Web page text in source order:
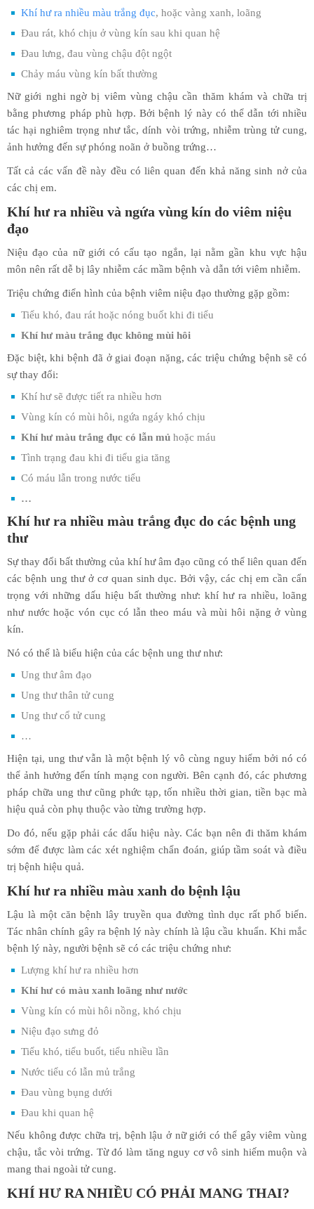
Khí hư ra nhiều màu trắng đục, hoặc vàng xanh, loãng
Đau rát, khó chịu ở vùng kín sau khi quan hệ
Đau lưng, đau vùng chậu đột ngột
Chảy máu vùng kín bất thường
Nữ giới nghi ngờ bị viêm vùng chậu cần thăm khám và chữa trị
bằng phương pháp phù hợp. Bởi bệnh lý này có thể dẫn tới nhiều
tác hại nghiêm trọng như tắc, dính vòi trứng, nhiễm trùng tử cung,
ảnh hưởng đến sự phóng noãn ở buồng trứng…
Tất cả các vấn đề này đều có liên quan đến khả năng sinh nở của
các chị em.
Khí hư ra nhiều và ngứa vùng kín do viêm niệu
đạo
Niệu đạo của nữ giới có cấu tạo ngắn, lại nằm gần khu vực hậu
môn nên rất dễ bị lây nhiễm các mầm bệnh và dẫn tới viêm nhiễm.
Triệu chứng điển hình của bệnh viêm niệu đạo thường gặp gồm:
Tiểu khó, đau rát hoặc nóng buốt khi đi tiểu
Khí hư màu trắng đục không mùi hôi
Đặc biệt, khi bệnh đã ở giai đoạn nặng, các triệu chứng bệnh sẽ có
sự thay đổi:
Khí hư sẽ được tiết ra nhiều hơn
Vùng kín có mùi hôi, ngứa ngáy khó chịu
Khí hư màu trắng đục có lẫn mủ hoặc máu
Tình trạng đau khi đi tiểu gia tăng
Có máu lẫn trong nước tiểu
…
Khí hư ra nhiều màu trắng đục do các bệnh ung
thư
Sự thay đổi bất thường của khí hư âm đạo cũng có thể liên quan đến
các bệnh ung thư ở cơ quan sinh dục. Bởi vậy, các chị em cần cẩn
trọng với những dấu hiệu bất thường như: khí hư ra nhiều, loãng
như nước hoặc vón cục có lẫn theo máu và mùi hôi nặng ở vùng
kín.
Nó có thể là biểu hiện của các bệnh ung thư như:
Ung thư âm đạo
Ung thư thân tử cung
Ung thư cổ tử cung
…
Hiện tại, ung thư vẫn là một bệnh lý vô cùng nguy hiểm bởi nó có
thể ảnh hưởng đến tính mạng con người. Bên cạnh đó, các phương
pháp chữa ung thư cũng phức tạp, tốn nhiều thời gian, tiền bạc mà
hiệu quả còn phụ thuộc vào từng trường hợp.
Do đó, nếu gặp phải các dấu hiệu này. Các bạn nên đi thăm khám
sớm để được làm các xét nghiệm chẩn đoán, giúp tầm soát và điều
trị bệnh hiệu quả.
Khí hư ra nhiều màu xanh do bệnh lậu
Lậu là một căn bệnh lây truyền qua đường tình dục rất phổ biến.
Tác nhân chính gây ra bệnh lý này chính là lậu cầu khuẩn. Khi mắc
bệnh lý này, người bệnh sẽ có các triệu chứng như:
Lượng khí hư ra nhiều hơn
Khí hư có màu xanh loãng như nước
Vùng kín có mùi hôi nồng, khó chịu
Niệu đạo sưng đỏ
Tiểu khó, tiểu buốt, tiểu nhiều lần
Nước tiểu có lẫn mủ trắng
Đau vùng bụng dưới
Đau khi quan hệ
Nếu không được chữa trị, bệnh lậu ở nữ giới có thể gây viêm vùng
chậu, tắc vòi trứng. Từ đó làm tăng nguy cơ vô sinh hiếm muộn và
mang thai ngoài tử cung.
KHÍ HƯ RA NHIỀU CÓ PHẢI MANG THAI?